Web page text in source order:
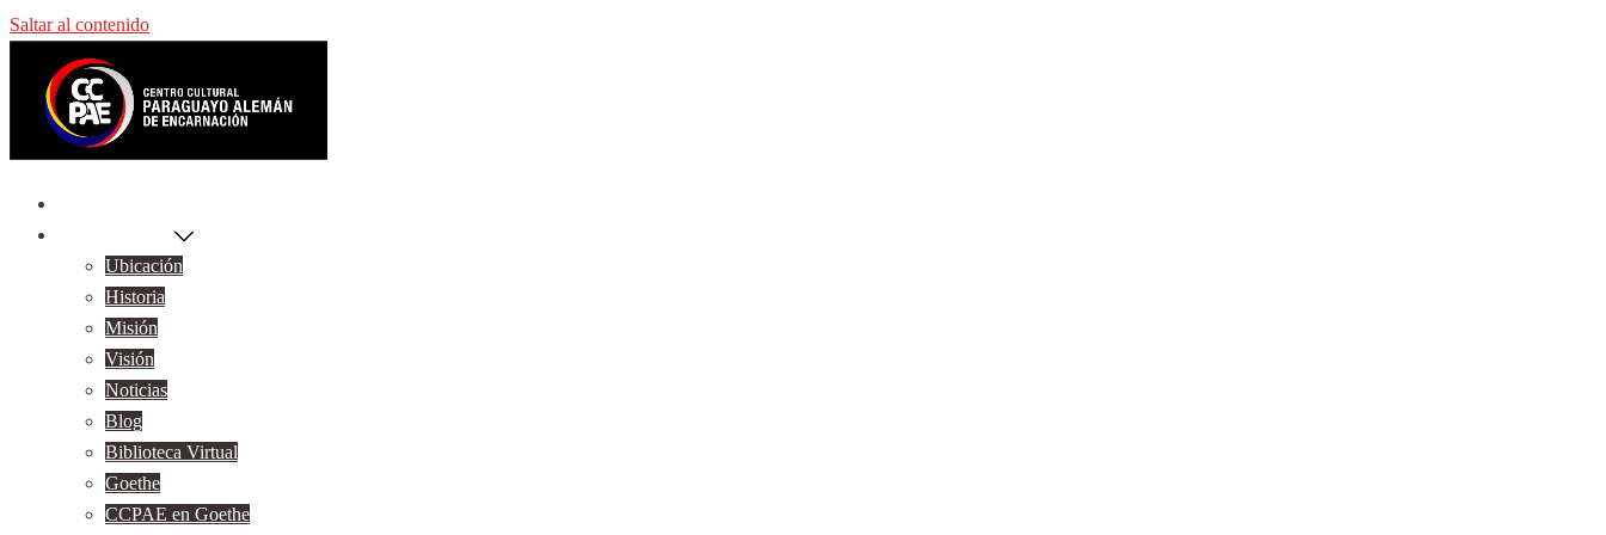
Saltar al contenido
Ubicación
Historia
Misión
Visión
Noticias
Blog
Biblioteca Virtual
Goethe
CCPAE en Goethe